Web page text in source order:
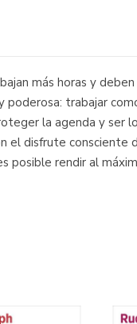
más horas y deben
trabajar
la agenda y ser
disfrute consciente
posible rendir al